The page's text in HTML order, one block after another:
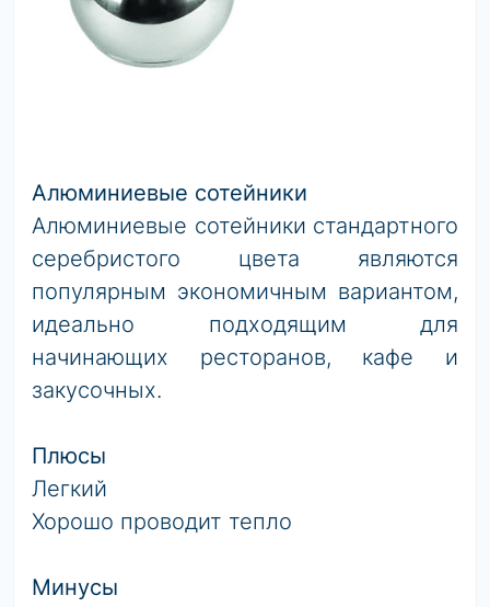
Алюминиевые сотейники
Алюминиевые сотейники стандартного
серебристого цвета являются
популярным экономичным вариантом,
идеально подходящим для
начинающих ресторанов, кафе и
закусочных.
Плюсы
Легкий
Хорошо проводит тепло
Минусы